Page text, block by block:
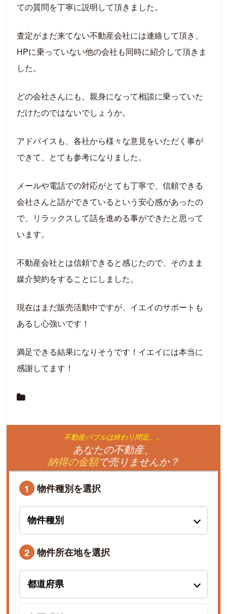
ての質問を丁寧に説明して頂きました。
査定がまだ来てない不動産会社には連絡して頂き、
HPに乗っていない他の会社も同時に紹介して頂きま
した。
どの会社さんにも、親身になって相談に乗っていた
だけたのではないでしょうか。
アドバイスも、各社から様々な意見をいただく事が
できて、とても参考になりました。
メールや電話での対応がとても丁寧で、信頼できる
会社さんと話ができているという安心感があったの
で、リラックスして話を進める事ができたと思って
います。
不動産会社とは信頼できると感じたので、そのまま
媒介契約をすることにしました。
現在はまだ販売活動中ですが、イエイのサポートも
あるし心強いです！
満足できる結果になりそうです！イエイには本当に
感謝してます！
不動産バブルは終わり間近。。
あなたの不動産、
納得の金額で売りませんか？
1 物件種別を選択
2 物件所在地を選択